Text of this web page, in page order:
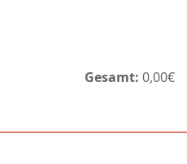
Gesamt: 0,00€